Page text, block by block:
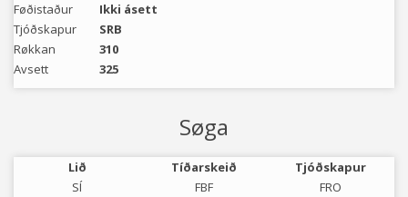
Føðistaður
Ikki ásett
Tjóðskapur
SRB
Røkkan
310
Avsett
325
Søga
Lið Tíðarskeið
Tjóðskapur
SÍ
FBF
FRO